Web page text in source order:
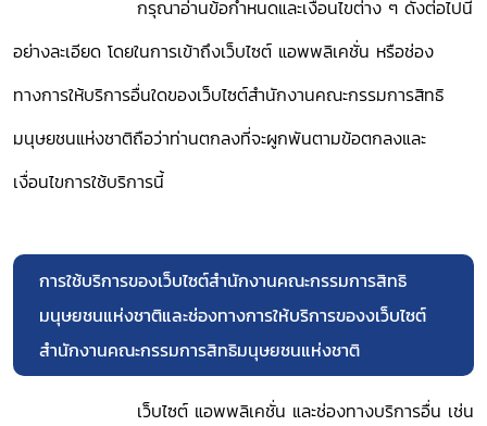
กรุณาอ่านข้อกำหนดและเงื่อนไขต่าง ๆ ดังต่อไปนี้
อย่างละเอียด โดยในการเข้าถึงเว็บไซต์ แอพพลิเคชั่น หรือช่อง
ทางการให้บริการอื่นใดของเว็บไซต์สำนักงานคณะกรรมการสิทธิ
มนุษยชนแห่งชาติถือว่าท่านตกลงที่จะผูกพันตามข้อตกลงและ
เงื่อนไขการใช้บริการนี้
การใช้บริการของเว็บไซต์สำนักงานคณะกรรมการสิทธิ
มนุษยชนแห่งชาติและช่องทางการให้บริการของงเว็บไซต์
สำนักงานคณะกรรมการสิทธิมนุษยชนแห่งชาติ
เว็บไซต์ แอพพลิเคชั่น และช่องทางบริการอื่น เช่น